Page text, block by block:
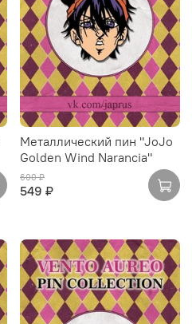
Металлический пин "JoJo
Golden Wind Narancia"
600 ₽
549 ₽